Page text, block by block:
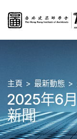
主頁 最新動態
2025年6
新聞